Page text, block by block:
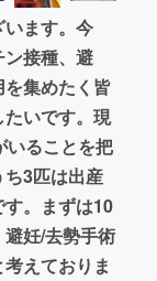
for Social Good
ふるさと納税machi-ya
ます。今
接種、避
集めたく皆
いです。現
いることを把
3匹は出産
。まずは10
妊/去勢手術
えておりま